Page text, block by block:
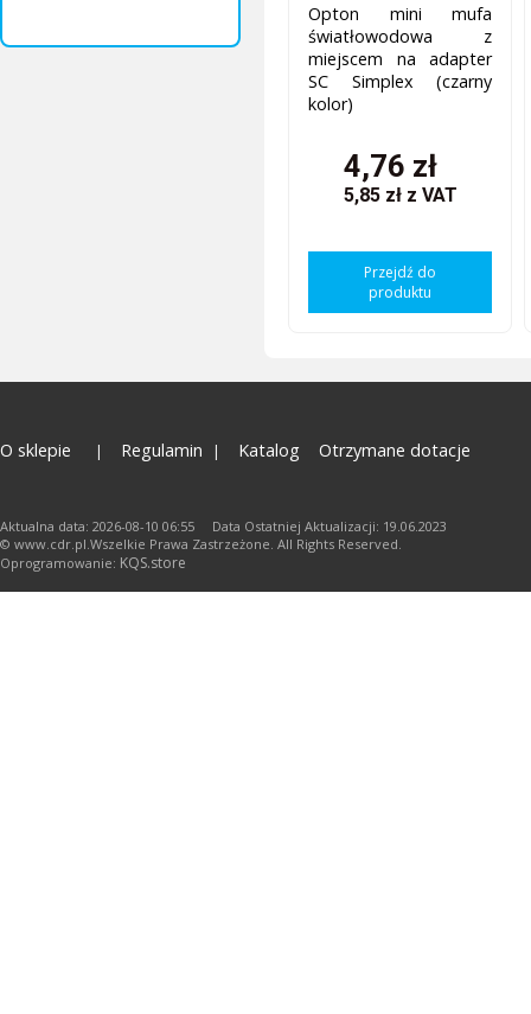
Opton mini mufa
światłowodowa z
miejscem na adapter
SC Simplex (czarny
kolor)
4,76 zł
5,85 zł z VAT
Przejdź do
produktu
O sklepie Regulamin Katalog Otrzymane dotacje
Aktualna data: 2026-08-10 06:55 Data Ostatniej Aktualizacji: 19.06.2023
© www.cdr.pl.Wszelkie Prawa Zastrzeżone. All Rights Reserved.
Oprogramowanie: KQS.store